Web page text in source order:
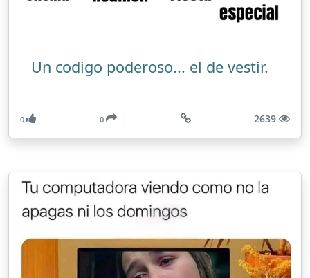
Un codigo poderoso... el de vestir.
0 0 2639